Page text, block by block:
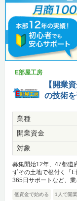
E部屋工房
【開業
の技術
業種
開業資金
対象
募集開始12年、47都道
ずその土地で根付く『
365日サポートなど、業
低資金で始める 1人で開業